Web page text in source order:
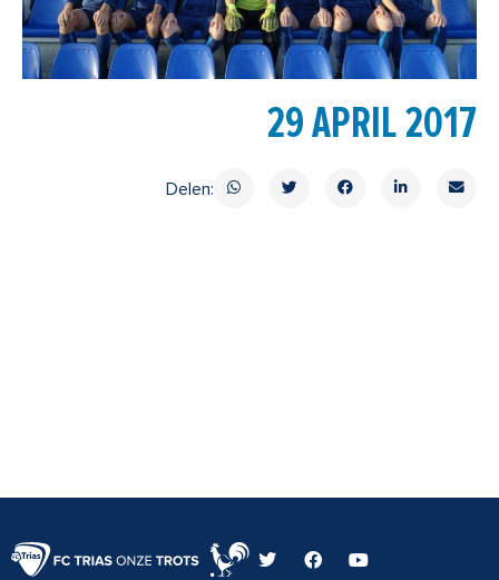
29 APRIL 2017
Delen:
T
w
F
a
Y
o